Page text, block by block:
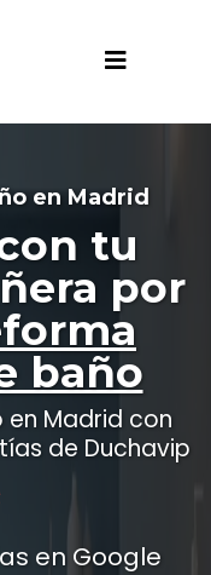
en Madrid
tu
por
baño
Madrid con
de Duchavip
en Google